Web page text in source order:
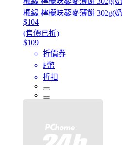
楓緣 檸檬味藜麥薄餅 302g(
$104
(售價已折)
$109
折價券
P幣
折扣